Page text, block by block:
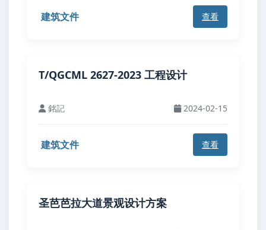
建筑文件 查看
T/QGCML 2627-2023 工程设计
銘記 2024-02-15
建筑文件 查看
圣芭芭拉大道景观设计方案